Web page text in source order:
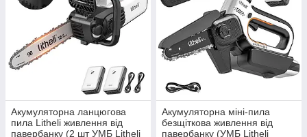
Акумуляторна ланцюгова
пила Litheli живлення від
павербанку (2 шт УМБ Litheli
Акумуляторна міні-пила
безщіткова живлення від
павербанку (УМБ Litheli